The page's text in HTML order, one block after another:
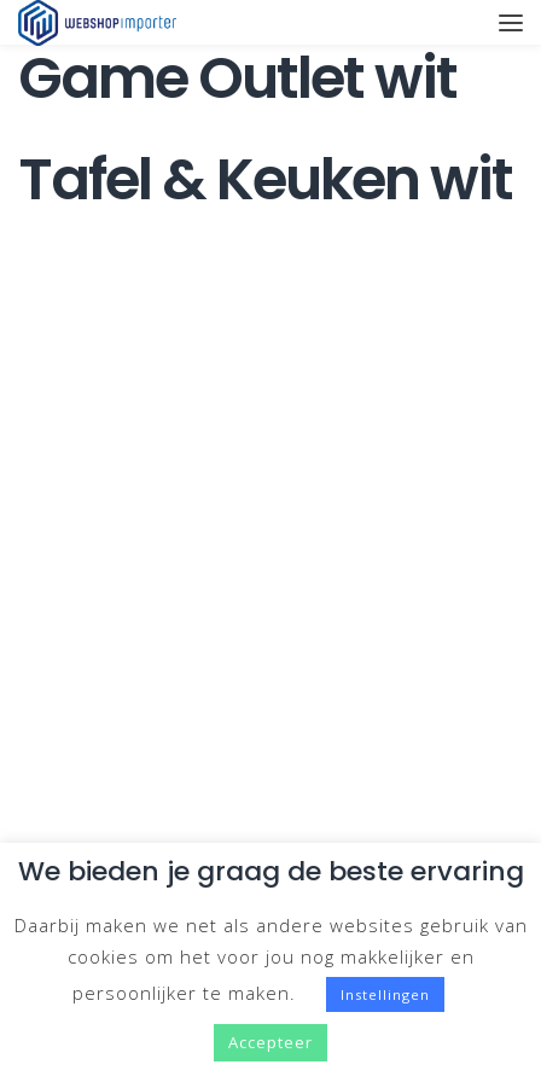
Game Outlet wit
Tafel & Keuken wit
We bieden je graag de beste ervaring
Daarbij maken we net als andere websites gebruik van
cookies om het voor jou nog makkelijker en
persoonlijker te maken.
Instellingen
Accepteer